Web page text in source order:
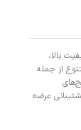
بالا،
از جمله
عرضه